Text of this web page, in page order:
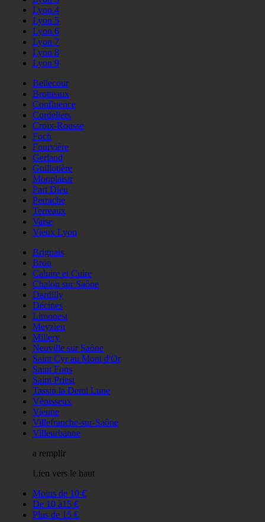
Lyon 4
Lyon 5
Lyon 6
Lyon 7
Lyon 8
Lyon 9
Bellecour
Brotteaux
Confluence
Cordeliers
Croix-Rousse
Foch
Fourvière
Gerland
Guillotière
Monplaisir
Part Dieu
Perrache
Terreaux
Vaise
Vieux Lyon
Brignais
Bron
Caluire et Cuire
Chalon sur Saône
Dardilly
Décines
Limonest
Meyzieu
Millery
Neuville sur Saône
Saint Cyr au Mont d'Or
Saint Fons
Saint Priest
Tassin la Demi Lune
Vénisseux
Vienne
Villefranche-sur-Saône
Villeurbanne
a remplir
Lien vers le haut
Moins de 10 €
De 10 à15 €
Plus de 15 €